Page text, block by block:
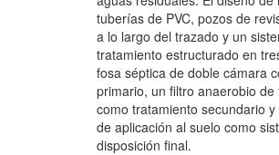
tuberías de PVC, pozos de
a lo largo del trazado y un
tratamiento estructurado en
fosa séptica de doble cámara
primario, un filtro anaerobio de
como tratamiento secundario
de aplicación al suelo como
disposición final.